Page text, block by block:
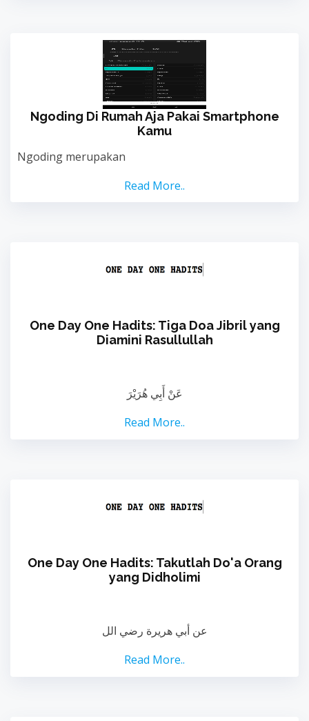
Ngoding Di Rumah Aja Pakai Smartphone
Kamu
Ngoding merupakan
Read More..
One Day One Hadits: Tiga Doa Jibril yang
Diamini Rasullullah
عَنْ أَبِي هُرَيْرَ
Read More..
One Day One Hadits: Takutlah Do'a Orang
yang Didholimi
عن أبي هريرة رضي الل
Read More..